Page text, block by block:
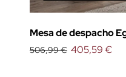
Mesa de despacho
506,99 € 405,59 €